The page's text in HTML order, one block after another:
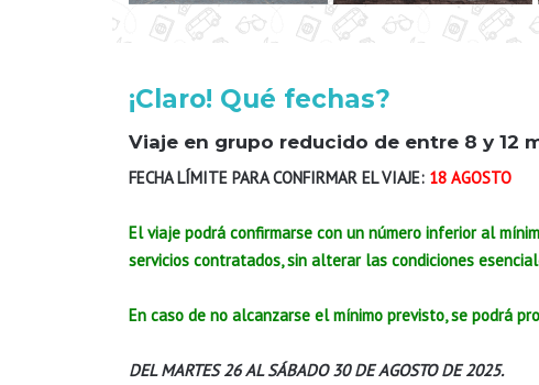
¡Claro! Qué fechas?
Viaje en grupo reducido de entre 8 y 12
FECHA LÍMITE PARA CONFIRMAR EL VIAJE: 18 AGOSTO
El viaje podrá confirmarse con un número inferior al
servicios contratados, sin alterar las condiciones
En caso de no alcanzarse el mínimo previsto, se podrá
DEL MARTES 26 AL SÁBADO 30 DE AGOSTO DE 2025.